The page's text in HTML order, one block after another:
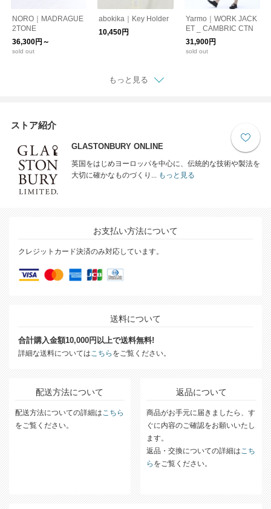
NORO｜MADRAGUE
2TONE
36,300円～
sold out
abokika｜Key Holder
10,450円
Yarmo｜WORK JACK
ET _ CAMBRIC CTN
31,900円
sold out
もっと見る
ストア紹介
GLASTONBURY ONLINE
英国をはじめヨーロッパを中心に、伝統的な技術や製法を
大切に確かなものづくり...
もっと見る
お支払い方法について
クレジットカード決済のみ対応しています。
送料について
合計購入金額10,000円以上で送料無料!
詳細な送料については こちら をご覧ください。
配送方法について
配送方法についての詳細は こちら
をご覧ください。
返品について
商品がお手元に届きましたら、す
ぐに内容のご確認をお願いいたし
ます。
返品・交換についての詳細は こち
ら をご覧ください。